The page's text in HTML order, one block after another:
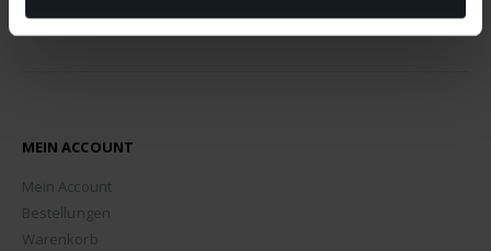
MEIN ACCOUNT
Mein Account
Bestellungen
Warenkorb